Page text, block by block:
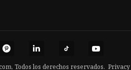
Todos los derechos reservados. Privacy